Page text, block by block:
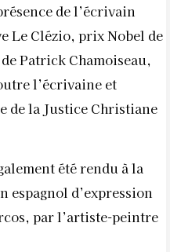
de l’écrivain
Le Clézio, prix Nobel de
Patrick Chamoiseau,
l’écrivaine et
de la Justice Christiane
été rendu à la
espagnol d’expression
par l’artiste-peintre